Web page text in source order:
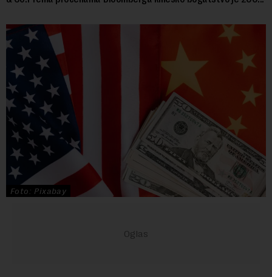
Foto: Pixabay